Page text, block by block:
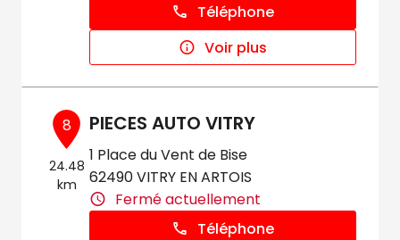
Téléphone
Voir plus
8
24.48
km
PIECES AUTO VITRY
1 Place du Vent de Bise
62490 VITRY EN ARTOIS
Fermé actuellement
Téléphone